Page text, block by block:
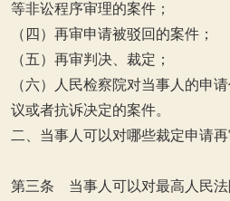
等非讼程序审理的案件；
（四）再审申请被驳回的案件；
（五）再审判决、裁定；
（六）人民检察院对当事人的申
议或者抗诉决定的案件。
二、当事人可以对哪些裁定申请再
第三条 当事人可以对最高人民法